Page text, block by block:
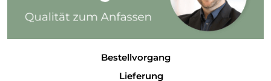
Bestellvorgang
Lieferung